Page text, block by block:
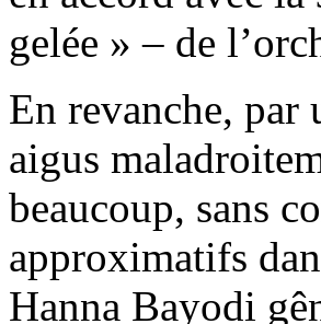
gelée » – de
En revanche, par
aigus
beaucoup, sans
approximatifs
Hanna Bayodi